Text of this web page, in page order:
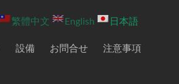
繁體中文 English 日本語
設備 お問合せ 注意事項